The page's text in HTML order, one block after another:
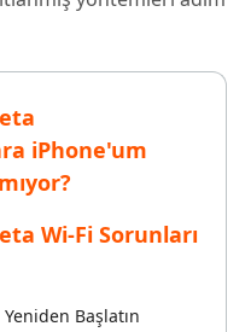
iPhone'um
Wi-Fi Sorunları
Başlatın